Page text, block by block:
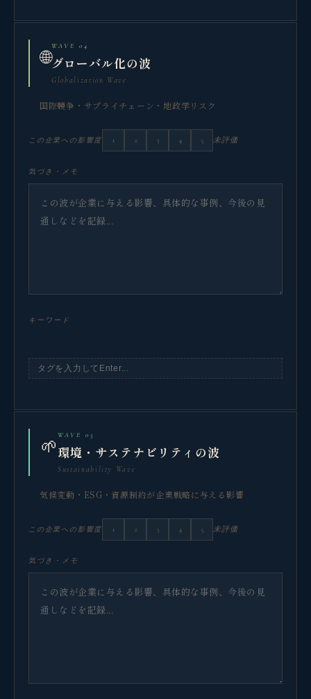
🌐WAVE 04
グローバル化の波
Globalization Wave
国際競争・サプライチェーン・地政学リスク
この企業への影響度 1 2 3 4 5 未評価
気づき・メモ
キーワード
🌱 WAVE 05
環境・サステナビリティの波
Sustainability Wave
気候変動・ESG・資源制約が企業戦略に与える影響
この企業への影響度 1 2 3 4 5 未評価
気づき・メモ